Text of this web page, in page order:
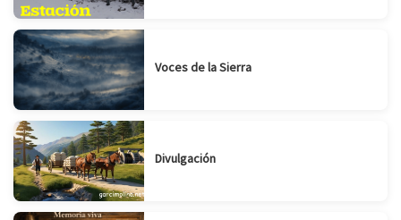
Voces de la Sierra
Divulgación